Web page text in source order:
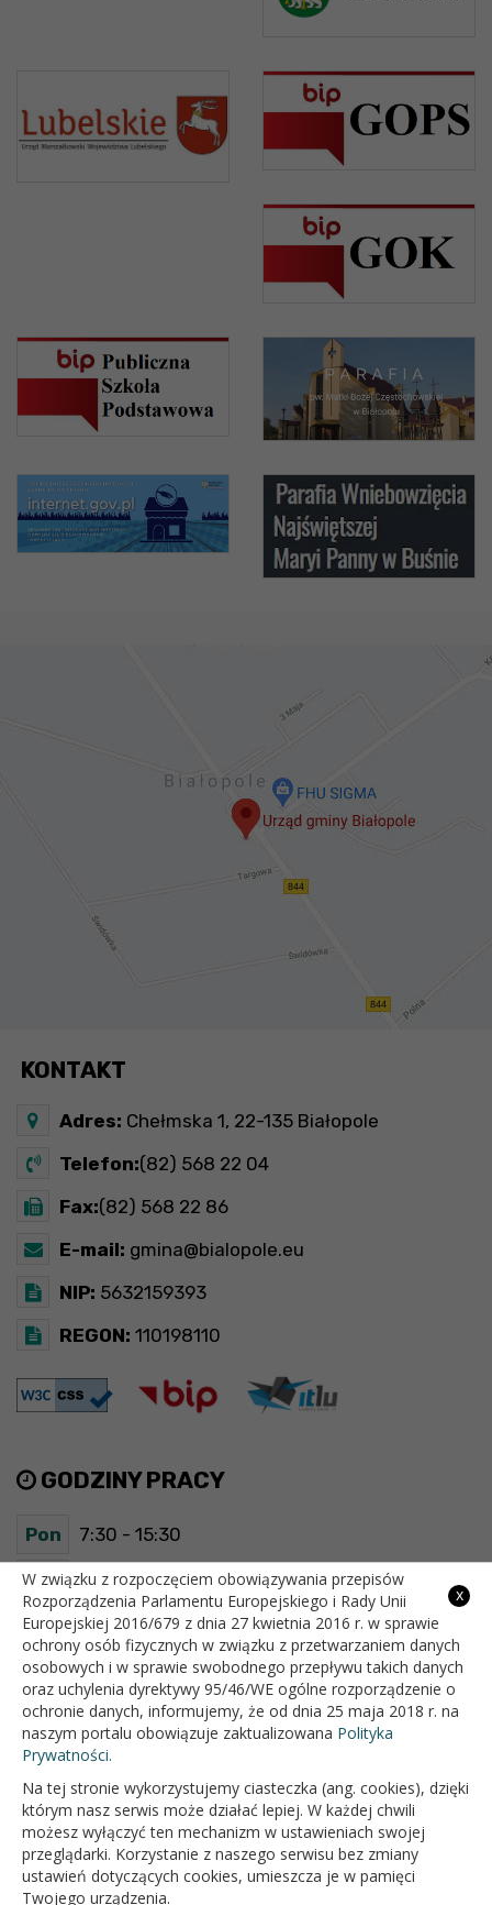
KONTAKT
Adres: Chełmska 1, 22-135 Białopole
Telefon:(82) 568 22 04
Fax:(82) 568 22 86
E-mail: gmina@bialopole.eu
NIP: 5632159393
REGON: 110198110
GODZINY PRACY
Pon 7:30 - 15:30
Wt 7:30 - 15:30
Śr 7:30 - 15:30
Czw 7:30 - 15:30
Pt 7:30 - 15:30
OFICJALNY SERWIS INTERNETOWY GMINY BIAŁOPOLE
x
W związku z rozpoczęciem obowiązywania przepisów
Rozporządzenia Parlamentu Europejskiego i Rady Unii
Europejskiej 2016/679 z dnia 27 kwietnia 2016 r. w sprawie
ochrony osób fizycznych w związku z przetwarzaniem danych
osobowych i w sprawie swobodnego przepływu takich danych
oraz uchylenia dyrektywy 95/46/WE ogólne rozporządzenie o
ochronie danych, informujemy, że od dnia 25 maja 2018 r. na
naszym portalu obowiązuje zaktualizowana Polityka
Prywatności.
Na tej stronie wykorzystujemy ciasteczka (ang. cookies), dzięki
którym nasz serwis może działać lepiej. W każdej chwili
możesz wyłączyć ten mechanizm w ustawieniach swojej
przeglądarki. Korzystanie z naszego serwisu bez zmiany
ustawień dotyczących cookies, umieszcza je w pamięci
Twojego urządzenia.